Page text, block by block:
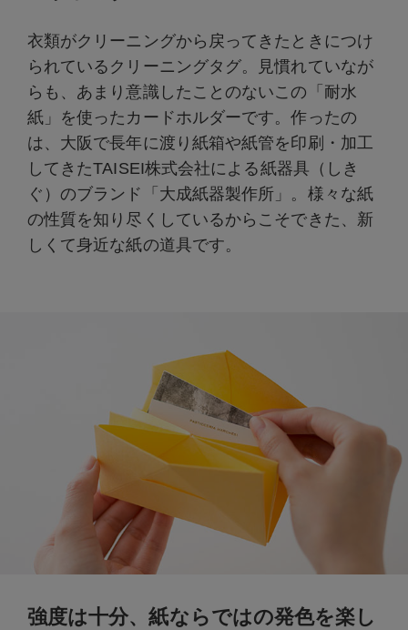
衣類がクリーニングから戻ってきたときにつけ
られているクリーニングタグ。見慣れていなが
らも、あまり意識したことのないこの「耐水
紙」を使ったカードホルダーです。作ったの
は、大阪で長年に渡り紙箱や紙管を印刷・加工
してきたTAISEI株式会社による紙器具（しき
ぐ）のブランド「大成紙器製作所」。様々な紙
の性質を知り尽くしているからこそできた、新
しくて身近な紙の道具です。
強度は十分、紙ならではの発色を楽し